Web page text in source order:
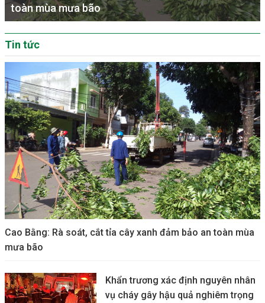
toàn mùa mưa bão
Tin tức
Cao Bằng: Rà soát, cắt tỉa cây xanh đảm bảo an toàn mùa
mưa bão
Khẩn trương xác định nguyên nhân
vụ cháy gây hậu quả nghiêm trọng